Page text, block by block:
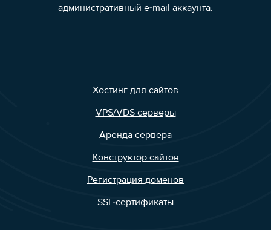
административный e-mail аккаунта.
Хостинг для сайтов
VPS/VDS серверы
Аренда сервера
Конструктор сайтов
Регистрация доменов
SSL-сертификаты